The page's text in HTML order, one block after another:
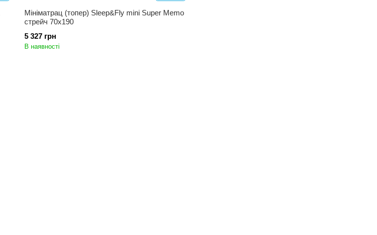
Мініматрац (топер) Sleep&Fly mini Super Memo
стрейч 70x190
5 327 грн
В наявності